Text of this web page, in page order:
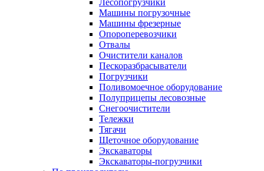
Лесопогрузчики
Машины погрузочные
Машины фрезерные
Опороперевозчики
Отвалы
Очистители каналов
Пескоразбрасыватели
Погрузчики
Поливомоечное оборудование
Полуприцепы лесовозные
Снегоочистители
Тележки
Тягачи
Щеточное оборудование
Экскаваторы
Экскаваторы-погрузчики